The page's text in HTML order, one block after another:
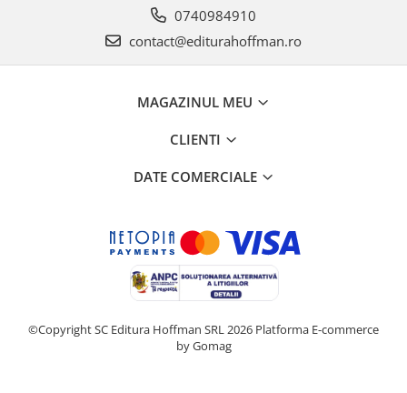
0740984910
contact@editurahoffman.ro
MAGAZINUL MEU
CLIENTI
DATE COMERCIALE
©Copyright SC Editura Hoffman SRL 2026 Platforma E-commerce
by Gomag